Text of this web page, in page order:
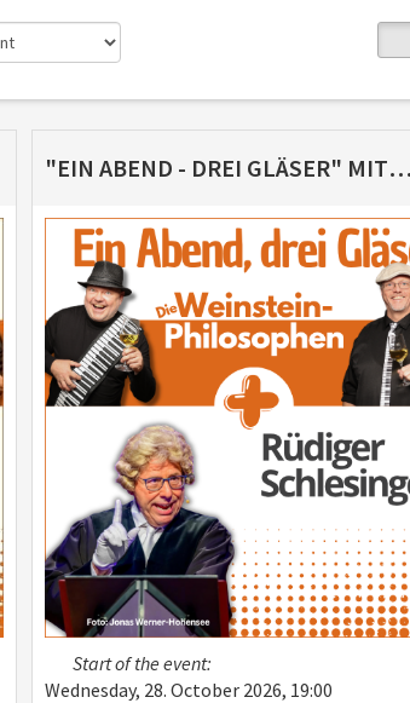
"EIN ABEND - DREI GLÄSER" MIT RÜDIGER SCHLESINGER & WEINSTEIN-PHILOSOPHEN
Start of the event:
Wednesday, 28. October 2026, 19:00